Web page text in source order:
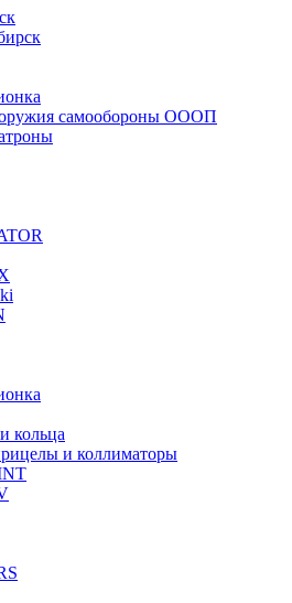
самообороны ОООП
кольца
и коллиматоры